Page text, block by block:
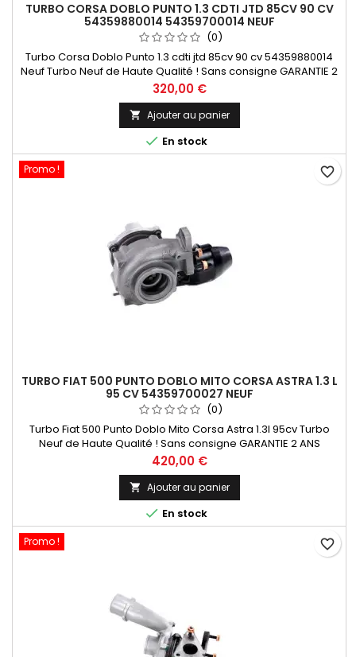
TURBO CORSA DOBLO PUNTO 1.3 CDTI JTD 85CV 90 CV
54359880014 54359700014 NEUF
(0)
Turbo Corsa Doblo Punto 1.3 cdti jtd 85cv 90 cv 54359880014
Neuf Turbo Neuf de Haute Qualité ! Sans consigne GARANTIE 2
ANS Paiement 100 % Sécurisé En Stock expédié sous 24 H
Prix
320,00 €
 Ajouter au panier
 En stock
Promo !
TURBO FIAT 500 PUNTO DOBLO MITO CORSA ASTRA 1.3 L
95 CV 54359700027 NEUF
(0)
Turbo Fiat 500 Punto Doblo Mito Corsa Astra 1.3l 95cv Turbo
Neuf de Haute Qualité ! Sans consigne GARANTIE 2 ANS
Paiement 100 % Sécurisé En Stock expédié sous 24 H
Prix
420,00 €
 Ajouter au panier
 En stock
favorite_border
Promo ! favorite_border